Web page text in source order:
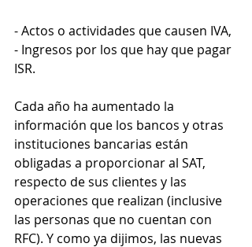
- Actos o actividades que causen IVA,
- Ingresos por los que hay que pagar
ISR.
Cada año ha aumentado la
información que los bancos y otras
instituciones bancarias están
obligadas a proporcionar al SAT,
respecto de sus clientes y las
operaciones que realizan (inclusive
las personas que no cuentan con
RFC). Y como ya dijimos, las nuevas